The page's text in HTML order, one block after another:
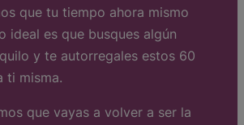
que tu tiempo ahora mismo
ideal es que busques algún
y te autorregales estos 60
ti misma.
que vayas a volver a ser la